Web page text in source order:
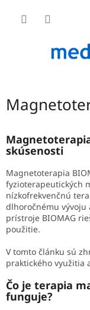
skúsenosti
Magnetoterapia
fyzioterapeutických
nízkofrekvenčnú
dlhoročnému vývoju
prístroje BIOMAG
použitie.
V tomto článku sú
praktického využitia
Čo je terapia
funguje?